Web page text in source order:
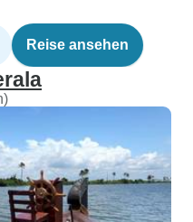
Reise ansehen